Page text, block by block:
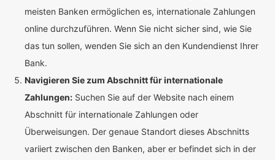
meisten Banken ermöglichen es, internationale Zahlungen
online durchzuführen. Wenn Sie nicht sicher sind, wie Sie
das tun sollen, wenden Sie sich an den Kundendienst Ihrer
Bank.
Navigieren Sie zum Abschnitt für internationale
Zahlungen: Suchen Sie auf der Website nach einem
Abschnitt für internationale Zahlungen oder
Überweisungen. Der genaue Standort dieses Abschnitts
variiert zwischen den Banken, aber er befindet sich in der